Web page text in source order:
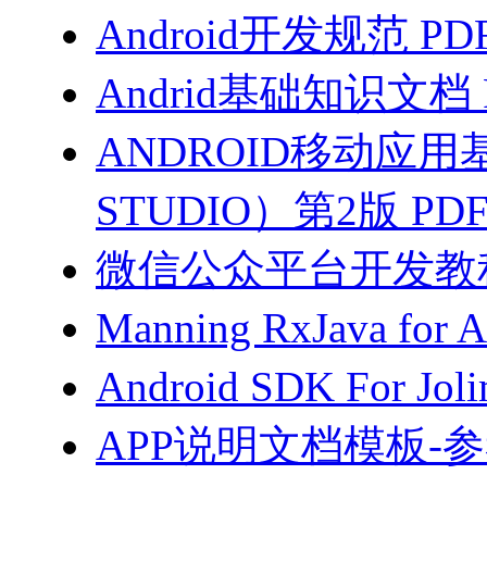
Android开发规范
Andrid基础知识文档
ANDROID移动应用
STUDIO）第2版
微信公众平台开发
Manning RxJava for
Android SDK For
APP说明文档模板-